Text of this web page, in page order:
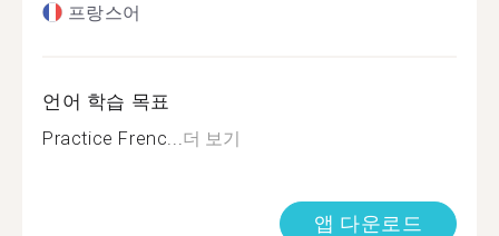
프랑스어
언어 학습 목표
Practice Frenc... 더 보기
앱 다운로드